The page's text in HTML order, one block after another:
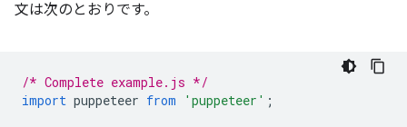
文は次のとおりです。
/* Complete example.js */
import puppeteer from 'puppeteer' ;